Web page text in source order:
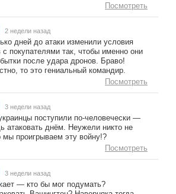
Посмотреть
2 недели назад
дней до атаки изменили условия
с покупателями так, чтобы именно они
после удара дронов. Браво!
то это гениальный командир.
Посмотреть
3 недели назад
поступили по-человечески —
атаковать днём. Неужели никто не
мы проигрываем эту войну!?
Посмотреть
3 недели назад
— кто бы мог подумать?